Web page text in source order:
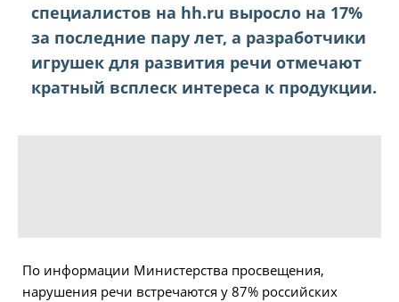
специалистов на hh.ru выросло на 17%
за последние пару лет, а разработчики
игрушек для развития речи отмечают
кратный всплеск интереса к продукции.
По информации Министерства просвещения,
нарушения речи встречаются у 87% российских